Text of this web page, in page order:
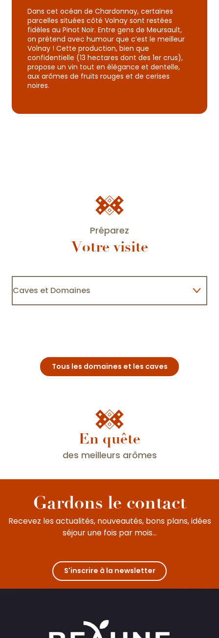
Dans cet océan de Chardonnay, certaines
parcelles situées côté Volnay sont restées
fidèles au Pinot Noir. Entre gens de Meursault,
on prétend avec humour que c’est le meilleur
Volnay ! Cette production, bien que
confidentielle (13 hectares dont des 1er crus),
propose un vin tout en élégance et dentelle,
aux arômes de fruits rouges et de cerises
noires.
Préparez
Votre visite
Caves et Domaines
Tous les domaines et les caves
En quête
des meilleurs arômes
Surprenants vins de Bourgogne
Gardons le contact
Recevez les actualités, nouveautés, bons plans, idées
séjour une fois par mois...
S'inscrire à la newsletter